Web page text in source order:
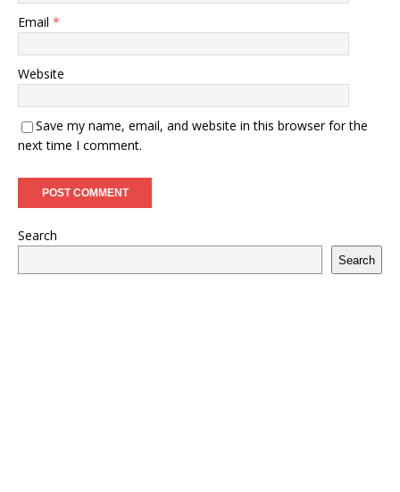
Email *
Website
Save my name, email, and website in this browser for the
next time I comment.
Search
Search